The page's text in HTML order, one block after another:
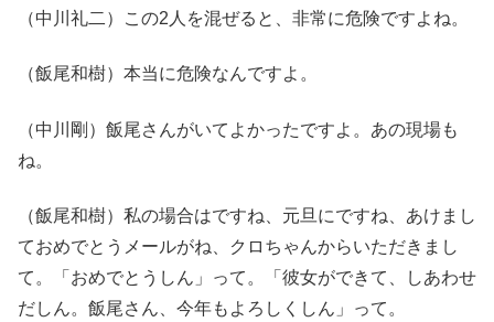
（中川礼二）この2人を混ぜると、非常に危険ですよね。
（飯尾和樹）本当に危険なんですよ。
（中川剛）飯尾さんがいてよかったですよ。あの現場も
ね。
（飯尾和樹）私の場合はですね、元旦にですね、あけまし
ておめでとうメールがね、クロちゃんからいただきまし
て。「おめでとうしん」って。「彼女ができて、しあわせ
だしん。飯尾さん、今年もよろしくしん」って。